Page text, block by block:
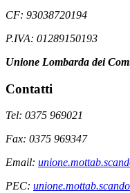
CF: 93038720194
P.IVA: 01289150193
Unione Lombarda dei
Contatti
Tel: 0375 969021
Fax: 0375 969347
Email:
PEC: